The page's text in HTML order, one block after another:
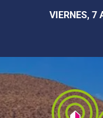
VIERNES, 7